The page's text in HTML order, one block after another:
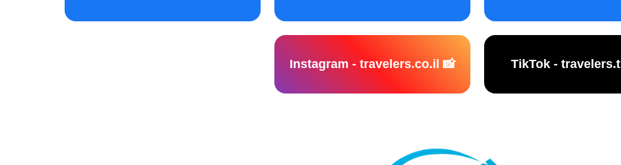
📸 Instagram - travelers.co.il